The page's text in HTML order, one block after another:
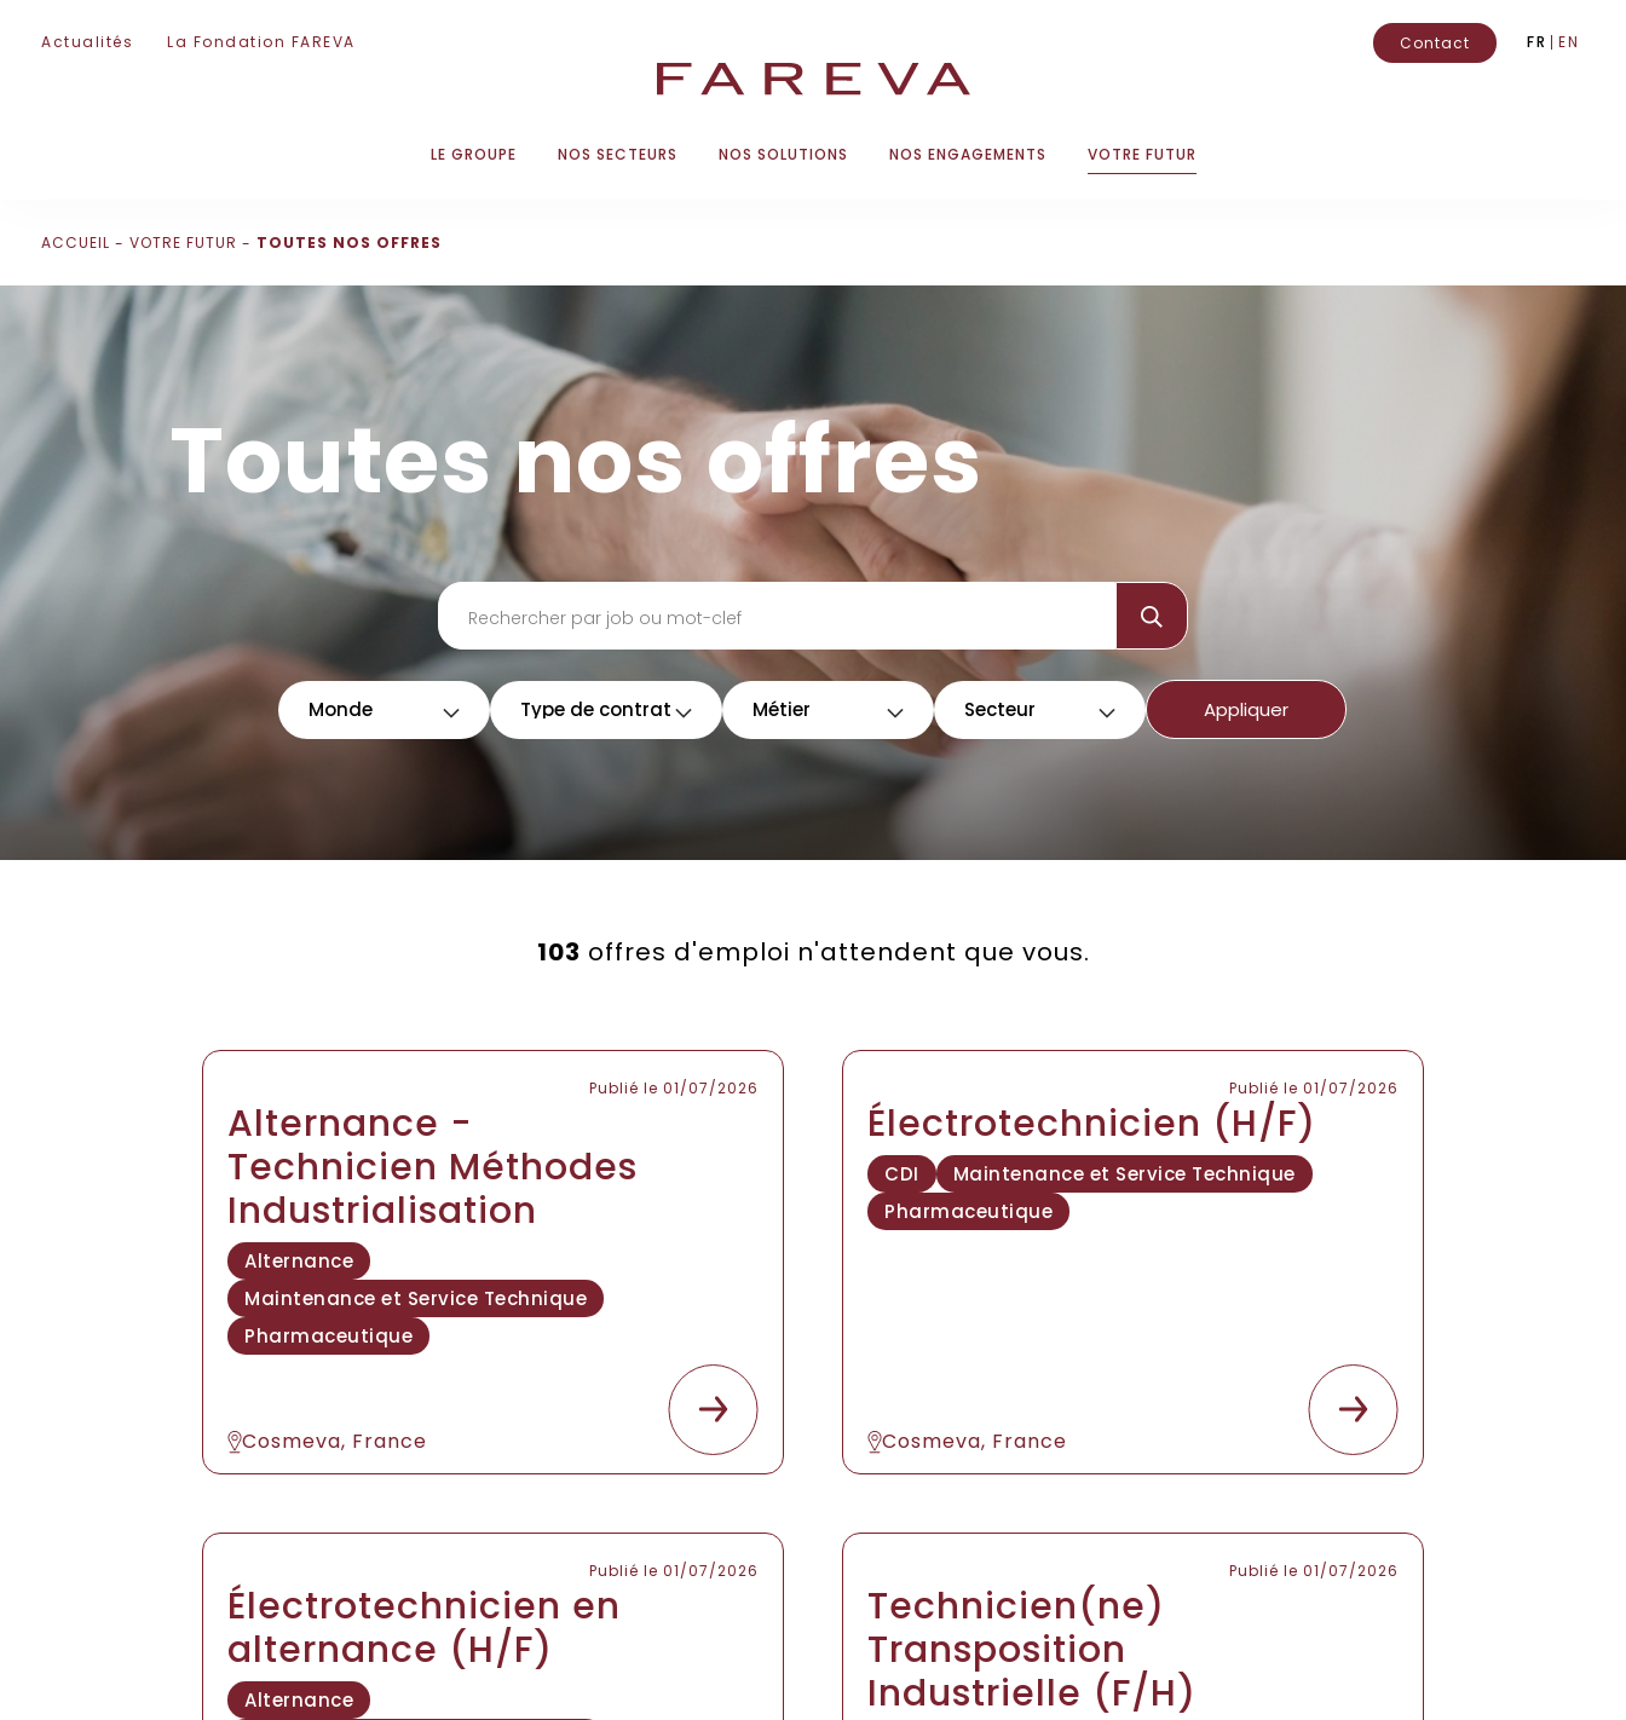
Actualités La Fondation FAREVA Contact FR EN
LE GROUPE NOS SECTEURS NOS SOLUTIONS NOS ENGAGEMENTS VOTRE FUTUR
ACCUEIL VOTRE FUTUR TOUTES NOS OFFRES
Toutes nos offres
Rechercher par job ou mot-clef
Appliquer
Monde Type de contrat Métier Secteur Appliquer
103 offres d'emploi n'attendent que vous.
Publié le 01/07/2026
Alternance -
Technicien Méthodes
Industrialisation
Alternance
Maintenance et Service Technique
Pharmaceutique
Cosmeva, France
Publié le 01/07/2026
Électrotechnicien (H/F)
CDI
Maintenance et Service Technique
Pharmaceutique
Cosmeva, France
Publié le 01/07/2026
Électrotechnicien en
alternance (H/F)
Alternance
Publié le 01/07/2026
Technicien(ne)
Transposition
Industrielle (F/H)